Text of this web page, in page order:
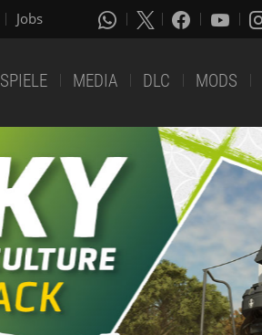
Jobs
SPIELE MEDIA DLC MODS